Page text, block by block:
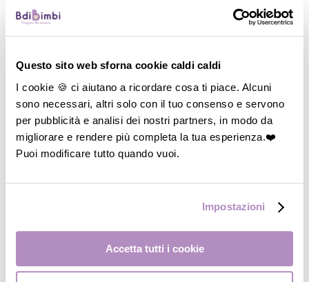
Questo sito web sforna cookie caldi caldi
I cookie 🍪 ci aiutano a ricordare cosa ti piace. Alcuni
sono necessari, altri solo con il tuo consenso e servono
per pubblicità e analisi dei nostri partners, in modo da
migliorare e rendere più completa la tua esperienza.❤️
Puoi modificare tutto quando vuoi.
Impostazioni
Accetta tutti i cookie
Pappa
―Tazze
― Piatti/Ciotole
―Posate/Cucchiai
―Set pappa
―Occhiali da Sole